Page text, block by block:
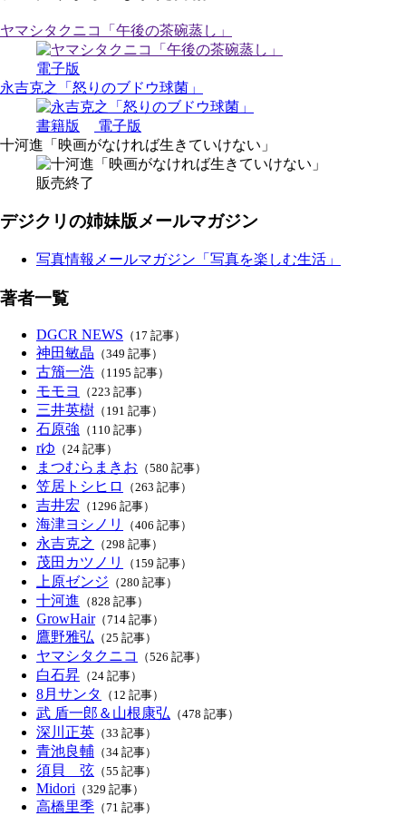
ヤマシタクニコ「午後の茶碗蒸し」
電子版
永吉克之「怒りのブドウ球菌」
書籍版
電子版
十河進「映画がなければ生きていけない」
販売終了
デジクリの姉妹版メールマガジン
写真情報メールマガジン「写真を楽しむ生活」
著者一覧
DGCR NEWS （17 記事）
神田敏晶 （349 記事）
古籏一浩 （1195 記事）
モモヨ （223 記事）
三井英樹 （191 記事）
石原強 （110 記事）
rゆ （24 記事）
まつむらまきお （580 記事）
笠居トシヒロ （263 記事）
吉井宏 （1296 記事）
海津ヨシノリ （406 記事）
永吉克之 （298 記事）
茂田カツノリ （159 記事）
上原ゼンジ （280 記事）
十河進 （828 記事）
GrowHair（714 記事）
鷹野雅弘 （25 記事）
ヤマシタクニコ （526 記事）
白石昇 （24 記事）
8月サンタ （12 記事）
武 盾一郎＆山根康弘 （478 記事）
深川正英 （33 記事）
青池良輔 （34 記事）
須貝 弦 （55 記事）
Midori （329 記事）
高橋里季 （71 記事）